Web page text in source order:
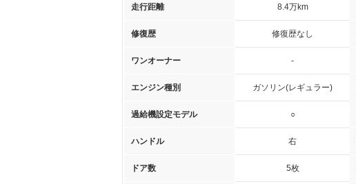
走行距離 8.4万km
修復歴 修復歴なし
ワンオーナー -
エンジン種別 ガソリン(レギュラー)
過給機設定モデル ○
ハンドル 右
ドア数 5枚